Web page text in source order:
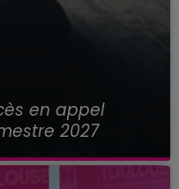
en appel
2027